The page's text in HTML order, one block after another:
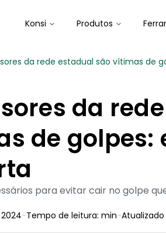
Konsi Produtos
da rede estadual são vítimas de
da
de golpes:
para evitar cair no golpe
-Tempo de leitura: min-